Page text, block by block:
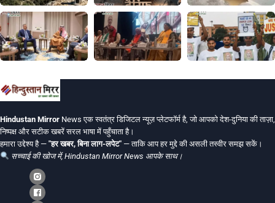
Hindustan Mirror News एक स्वतंत्र डिजिटल न्यूज़ प्लेटफॉर्म है, जो आपको देश-दुनिया की ताज़ा,
निष्पक्ष और सटीक खबरें सरल भाषा में पहुँचाता है।
हमारा उद्देश्य है — "हर खबर, बिना लाग-लपेट" — ताकि आप हर मुद्दे की असली तस्वीर समझ सकें।
सच्चाई की खोज में, Hindustan Mirror News आपके साथ।